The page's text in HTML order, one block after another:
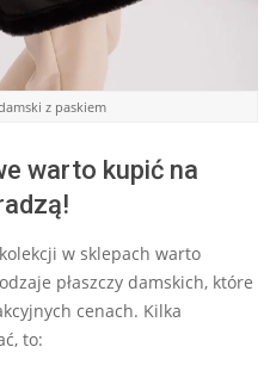
z paskiem
warto kupić na
w sklepach warto
płaszczy damskich, które
cenach. Kilka
to: